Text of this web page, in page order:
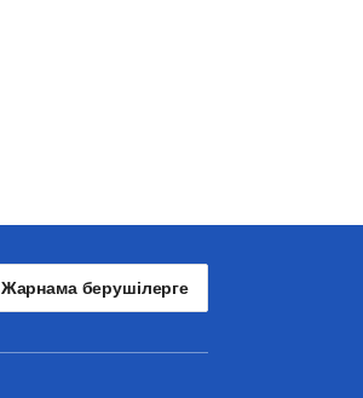
Жарнама берушілерге